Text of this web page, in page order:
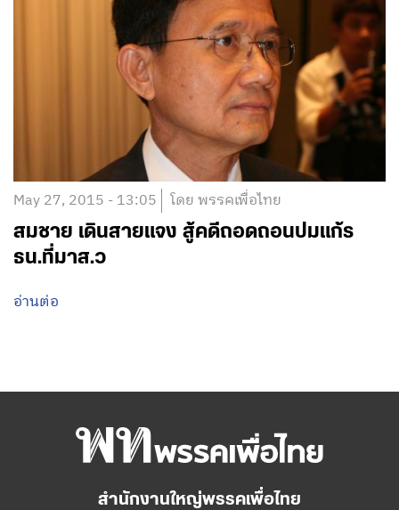
May 27, 2015 - 13:05 โดย พรรคเพื่อไทย
สมชาย เดินสายแจง สู้คดีถอดถอนปมแก้ร
ธน.ที่มาส.ว
อ่านต่อ
สำนักงานใหญ่พรรคเพื่อไทย